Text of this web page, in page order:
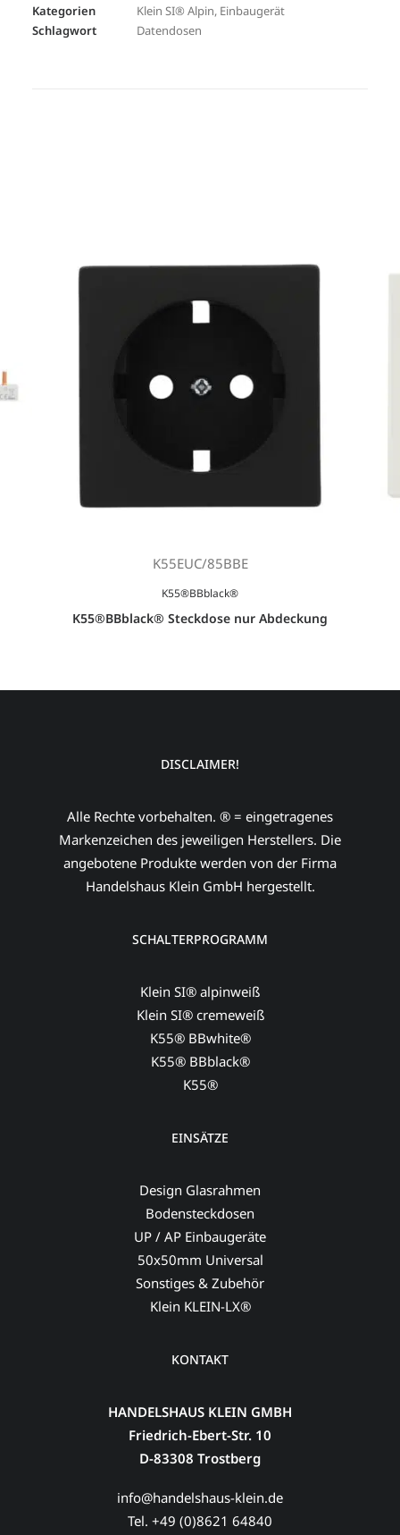
Kategorien
Klein SI® Alpin, Einbaugerät
Schlagwort
Datendosen
K55EUC/85BBE
K55®BBblack®
K55®BBblack® Steckdose nur Abdeckung
DISCLAIMER!
Alle Rechte vorbehalten. ® = eingetragenes
Markenzeichen des jeweiligen Herstellers. Die
angebotene Produkte werden von der Firma
Handelshaus Klein GmbH hergestellt.
SCHALTERPROGRAMM
Klein SI® alpinweiß
Klein SI® cremeweiß
K55® BBwhite®
K55® BBblack®
K55®
EINSÄTZE
Design Glasrahmen
Bodensteckdosen
UP / AP Einbaugeräte
50x50mm Universal
Sonstiges & Zubehör
Klein KLEIN-LX®
KONTAKT
HANDELSHAUS KLEIN GMBH
Friedrich-Ebert-Str. 10
D-83308 Trostberg
info@handelshaus-klein.de
Tel. +49 (0)8621 64840